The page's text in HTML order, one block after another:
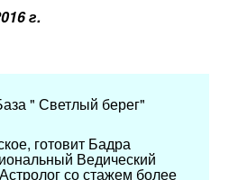
г.
" Светлый берег"
готовит Бадра
Ведический
со стажем более